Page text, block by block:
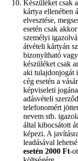
Készüléket csak
kártya ellenében
elvesztése,
esetén csak
személyi
átvételi kártyán
bizonyítható
készüléket csak
aki tulajdonjogát
cég esetén a
képviseleti
adásvételi
telefonomért
nevem stb.
által kibocsátott
képezi. A
leadásával
esetén 2000 Ft-